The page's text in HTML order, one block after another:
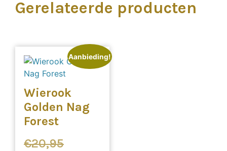
Gerelateerde producten
Aanbieding!
Wierook
Golden Nag
Forest
€20,95